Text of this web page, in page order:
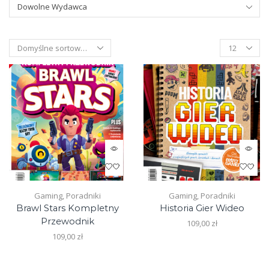
Products
per
page
Gaming, Poradniki
Brawl Stars Kompletny
Przewodnik
109,00 zł
Gaming, Poradniki
Historia Gier Wideo
109,00 zł
Dowolne Wydawca